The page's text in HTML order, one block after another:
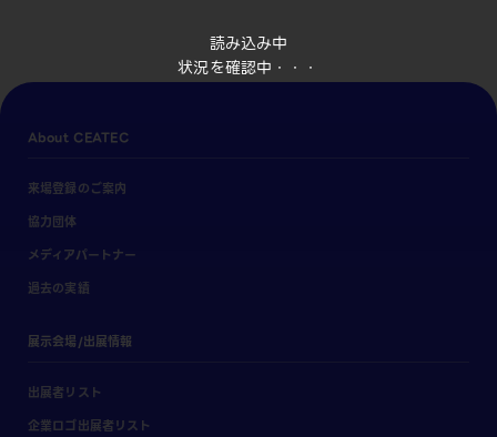
読み込み中
状況を確認中・・・
About CEATEC
来場登録のご案内
協力団体
メディアパートナー
過去の実績
展示会場/出展情報
出展者リスト
企業ロゴ出展者リスト